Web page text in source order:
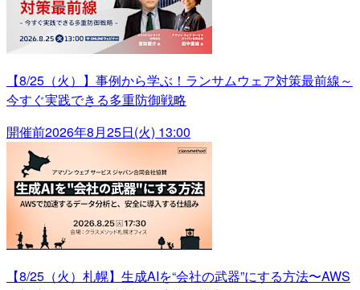
【8/25（火）】事例から学ぶ！ランサムウェア対策最前線～
今すぐ実践できる多重防御戦略
開催前2026年8月25日(火) 13:00
【8/25（火）札幌】生成AIを“会社の武器”にする方法〜AWS